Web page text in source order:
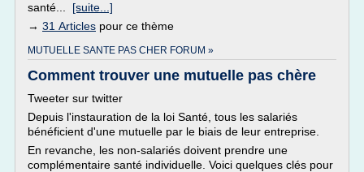
santé... [suite...]
→ 31 Articles pour ce thème
MUTUELLE SANTE PAS CHER FORUM »
Comment trouver une mutuelle pas chère
Tweeter sur twitter
Depuis l'instauration de la loi Santé, tous les salariés
bénéficient d'une mutuelle par le biais de leur entreprise.
En revanche, les non-salariés doivent prendre une
complémentaire santé individuelle. Voici quelques clés pour